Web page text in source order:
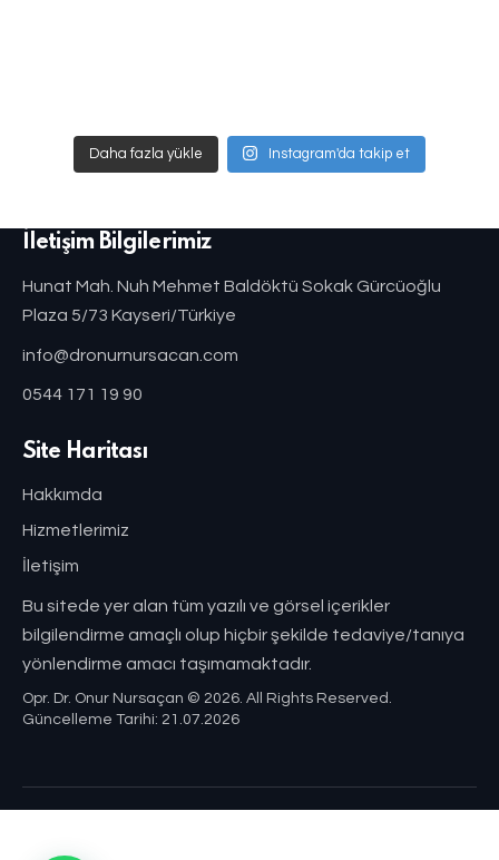
Daha fazla yükle Instagram'da takip et
İletişim Bilgilerimiz
Hunat Mah. Nuh Mehmet Baldöktü Sokak Gürcüoğlu
Plaza 5/73 Kayseri/Türkiye
info@dronurnursacan.com
0544 171 19 90
Site Haritası
Hakkımda
Hizmetlerimiz
İletişim
Bu sitede yer alan tüm yazılı ve görsel içerikler
bilgilendirme amaçlı olup hiçbir şekilde tedaviye/tanıya
yönlendirme amacı taşımamaktadır.
Opr. Dr. Onur Nursaçan © 2026. All Rights Reserved.
Güncelleme Tarihi: 21.07.2026